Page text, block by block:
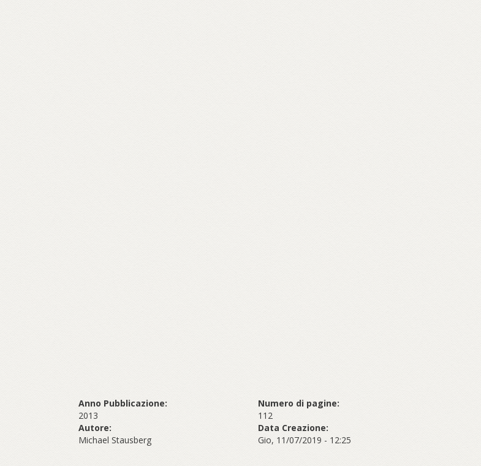
Anno Pubblicazione:
2013
Numero di pagine:
112
Autore:
Michael Stausberg
Data Creazione:
Gio, 11/07/2019 - 12:25